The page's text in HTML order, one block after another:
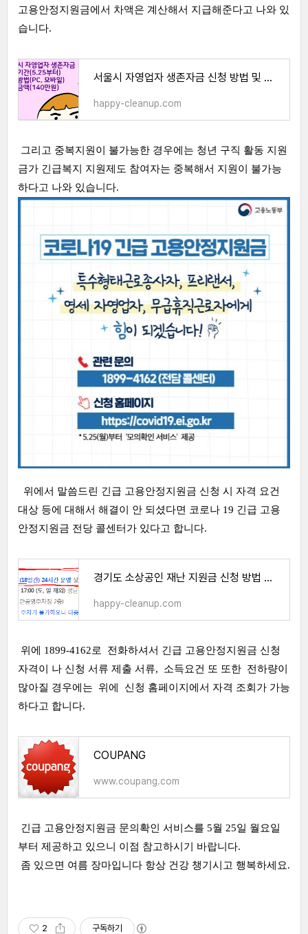
고용안정지원금에서 차액은 계산해서 지급해준다고 나와 있
습니다.
서울시 자영업자 생존자금 신청 방법 및 기간(5월 25일부터)
happy-cleanup.com
그리고 중복지원이 불가능한 경우에는 청년 구직 활동 지원
금가 긴급복지 지원제도 참여자는 중복해서 지원이 불가능
하다고 나와 있습니다.
위에서 말씀드린 긴급 고용안정지원금 신청 시 자격 요건
대상 등에 대해서 해결이 안 되셨다면 코로나 19 긴급 고용
안정지원금 전당 콜센터가 있다고 합니다.
경기도 소상공인 재난 지원금 신청 방법 및 자격, 기간(성남시, 부천시)
happy-cleanup.com
위에 1899-4162로 전화하셔서 긴급 고용안정지원금 신청
자격이 나 신청 서류 제출 서류, 소득요건 또 또한 전하량이
많아질 경우에는 위에 신청 홈페이지에서 자격 조회가 가능
하다고 합니다.
COUPANG
www.coupang.com
긴급 고용안정지원금 문의확인 서비스를 5월 25일 월요일
부터 제공하고 있으니 이점 참고하시기 바랍니다.
좀 있으면 여름 장마입니다 항상 건강 챙기시고 행복하세요.
2 구독하기